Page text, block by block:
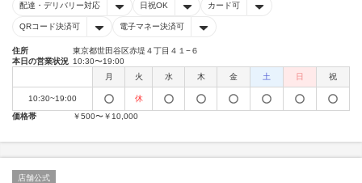
配達・デリバリー対応 日祝OK カード可
QRコード決済可 電子マネー決済可
住所
東京都世田谷区赤堤４丁目４１−６
本日の営業状況 10:30〜19:00
月
火 水 木 金 土 日 祝
10:30~19:00
休
価格帯
￥500〜￥10,000
店舗公式